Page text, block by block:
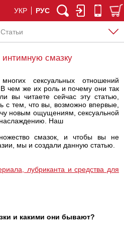
УКР РУС
Статьи
интимную смазку
сексуальных отношений
чем же их роль и почему они так
вы читаете сейчас эту статью,
с тем, что вы, возможно впервые,
новым ощущениям, сексуальной
Наш
смазок, и чтобы вы не
мы и создали данную статью.
лубриканта и средства для
и какими они бывают?